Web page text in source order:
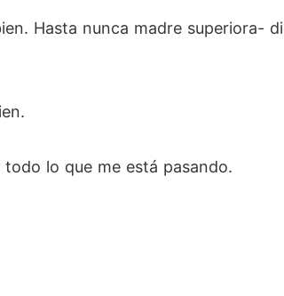
Hasta nunca madre superiora-
lo que me está pasando.